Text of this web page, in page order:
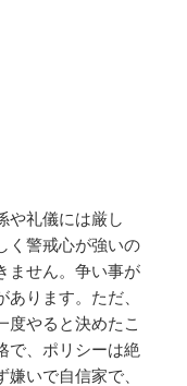
や礼儀には厳し
く警戒心が強いの
ません。争い事が
ります。ただ、
度やると決めたこ
で、ポリシーは絶
いで自信家で、